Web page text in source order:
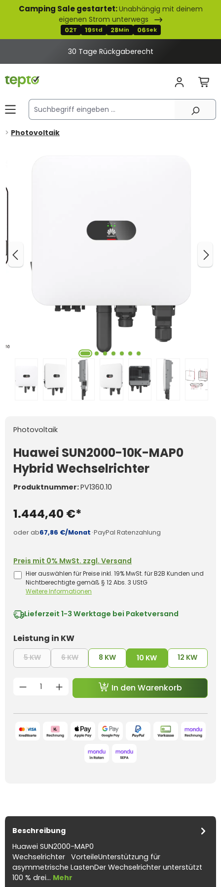
springen
Camping Sale gestartet:Unabhängig mit deinem
eigenen Strom unterwegs
02T 19Std 28Min 06Sek
30 Tage Rückgaberecht
Photovoltaik
Photovoltaik
Huawei SUN2000-10K-MAP0
Hybrid Wechselrichter
Produktnummer:PV1360.10
1.444,40 €*
oder ab67,86 €/Monat ·PayPal Ratenzahlung
Preis mit 0% MwSt. zzgl. Versand
Hier auswählen für Preise inkl. 19% MwSt. für B2B Kunden und
Nichtberechtigte gemäß § 12 Abs. 3 UStG
Weitere Informationen
Lieferzeit 1-3 Werktage bei Paketversand
Leistung in KWauswählen
5 KW(Diese Option ist zurzeit nicht verfügbar.)
6 KW(Diese Option ist zurzeit nicht verfügbar.)
8 KW 10 KW 12 KW
Produkt Anzahl: Gib den
In den Warenkorb
Beschreibung
Huawei SUN2000-MAP0
Wechselrichter VorteileUnterstützung für
asymmetrische LastenDer Wechselrichter unterstützt
100 % drei… Mehr